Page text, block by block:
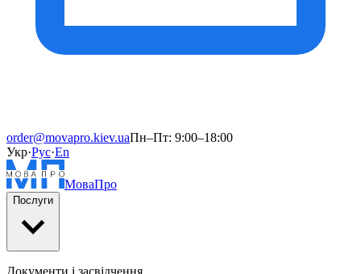
order@movapro.kiev.uaПн–Пт: 9:00–18:00
Укр·Рус·En
МоваПро
Послуги
Документи і засвідчення